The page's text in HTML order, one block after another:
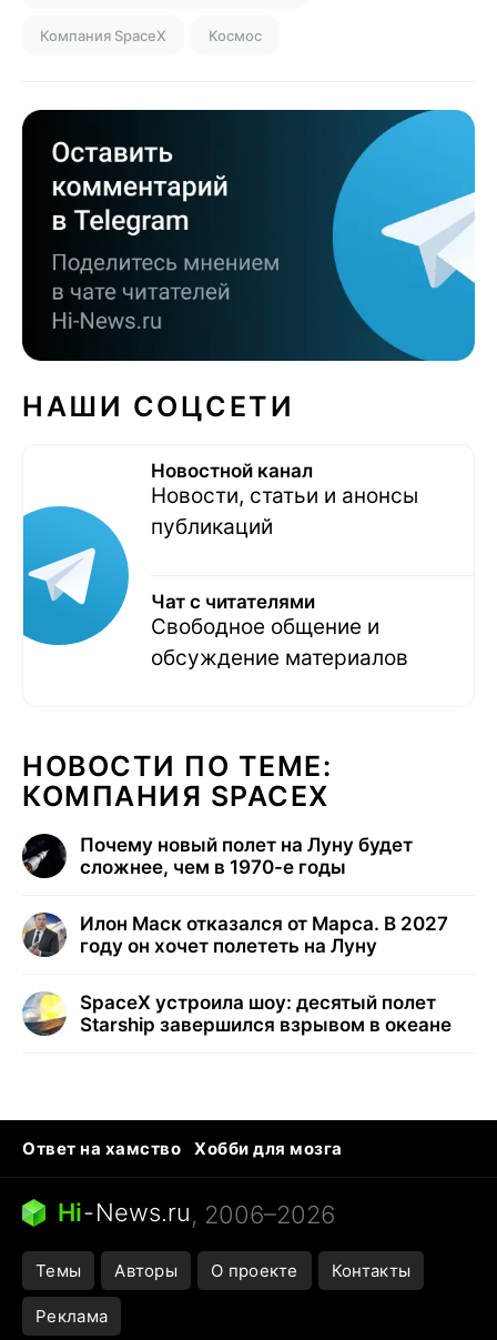
Компания SpaceX Космос
НАШИ СОЦСЕТИ
Новостной канал
Новости, статьи и анонсы
публикаций
Чат с читателями
Свободное общение и
обсуждение материалов
НОВОСТИ ПО ТЕМЕ:
КОМПАНИЯ SPACEX
Почему новый полет на Луну будет
сложнее, чем в 1970-е годы
Илон Маск отказался от Марса. В 2027
году он хочет полететь на Луну
SpaceX устроила шоу: десятый полет
Starship завершился взрывом в океане
Ответ на хамство
Хобби для мозга
Бензин 100 vs 95
Тунцы в океанариуме
Следующая пандемия
Hi-News.ru, 2006–2026
Темы Авторы О проекте Контакты
Реклама